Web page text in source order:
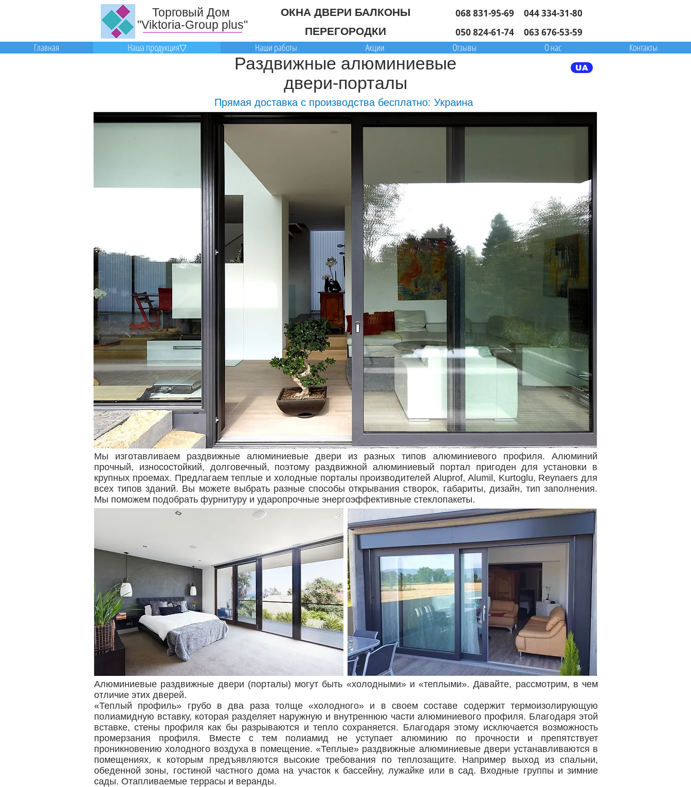
Торговый Дом
"Viktoria-Group plus"
ОКНА ДВЕРИ БАЛКОНЫ
ПЕРЕГОРОДКИ
068 831-95-69
044 334-31-80
050 824-61-74
063 676-53-59
Главная Наша продукция▽ Наши работы Акции Отзывы О нас Контакты
Раздвижные алюминиевые
двери-порталы
UA
Прямая доставка с производства бесплатно: Украина
Мы изготавливаем раздвижные алюминиевые двери из разных типов алюминиевого профиля. Алюминий
прочный, износостойкий, долговечный, поэтому раздвижной алюминиевый портал пригоден для установки в
крупных проемах. Предлагаем теплые и холодные порталы производителей Aluprof, Alumil, Kurtoglu, Reynaers для
всех типов зданий. Вы можете выбрать разные способы открывания створок, габариты, дизайн, тип заполнения.
Мы поможем подобрать фурнитуру и ударопрочные энергоэффективные стеклопакеты.
Алюминиевые раздвижные двери (порталы) могут быть «холодными» и «теплыми». Давайте, рассмотрим, в чем
отличие этих дверей.
«Теплый профиль» грубо в два раза толще «холодного» и в своем составе содержит термоизолирующую
полиамидную вставку, которая разделяет наружную и внутреннюю части алюминиевого профиля. Благодаря этой
вставке, стены профиля как бы разрываются и тепло сохраняется. Благодаря этому исключается возможность
промерзания профиля. Вместе с тем полиамид не уступает алюминию по прочности и препятствует
проникновению холодного воздуха в помещение. «Теплые» раздвижные алюминиевые двери устанавливаются в
помещениях, к которым предъявляются высокие требования по теплозащите. Например выход из спальни,
обеденной зоны, гостиной частного дома на участок к бассейну, лужайке или в сад. Входные группы и зимние
сады. Отапливаемые террасы и веранды.